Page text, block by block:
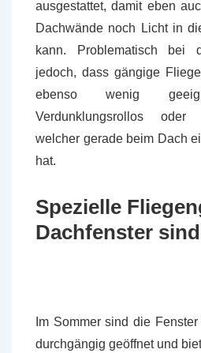
ausgestattet, damit eben
Dachwände noch Licht in
kann. Problematisch bei
jedoch, dass gängige
ebenso wenig
Verdunklungsrollos oder
welcher gerade beim Dach
hat.
Spezielle
Dachfenster
Im Sommer sind die
durchgängig geöffnet und